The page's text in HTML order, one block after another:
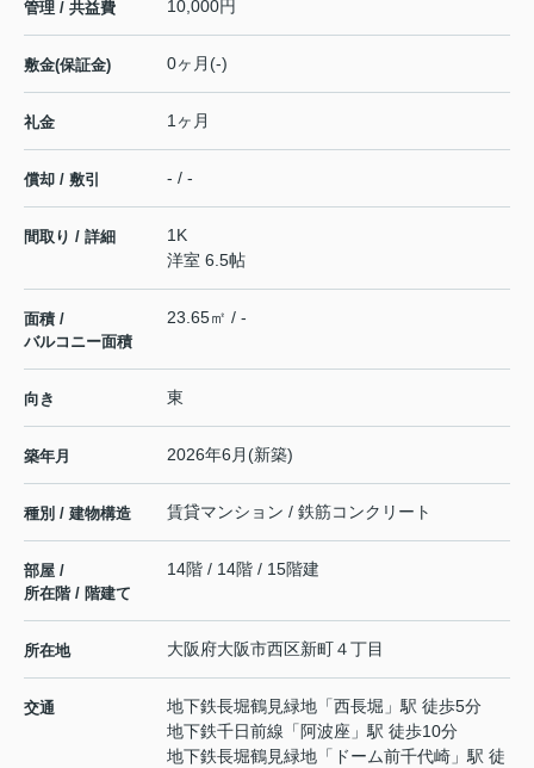
管理 / 共益費 10,000円
敷金(保証金) 0ヶ月(-)
礼金 1ヶ月
償却 / 敷引 - / -
間取り / 詳細
1K
洋室 6.5帖
面積 /
バルコニー面積
23.65㎡ / -
向き 東
築年月 2026年6月(新築)
種別 / 建物構造 賃貸マンション / 鉄筋コンクリート
部屋 /
所在階 / 階建て
14階 / 14階 / 15階建
所在地 大阪府大阪市西区新町４丁目
交通 地下鉄長堀鶴見緑地 「西長堀 」駅 徒歩5分
地下鉄千日前線 「 阿波座 」駅 徒歩10分
地下鉄長堀鶴見緑地 「 ドーム前千代崎 」駅 徒